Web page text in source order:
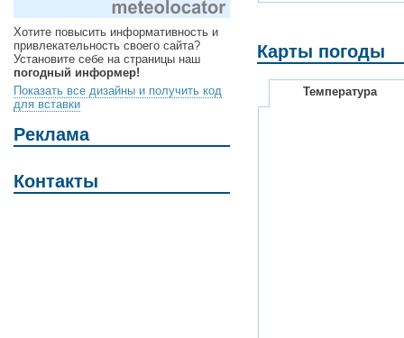
Хотите повысить информативность и
привлекательность своего сайта?
Установите себе на страницы наш
погодный информер!
Показать все дизайны и получить код
для вставки
Реклама
Контакты
Карты погоды
Температура